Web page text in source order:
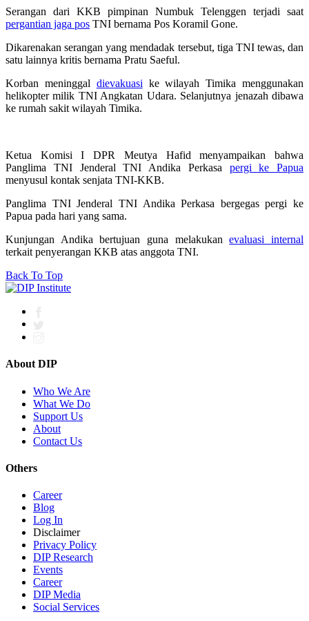
Serangan dari KKB pimpinan Numbuk Telenggen terjadi saat
pergantian jaga pos TNI bernama Pos Koramil Gone.
Dikarenakan serangan yang mendadak tersebut, tiga TNI tewas, dan
satu lainnya kritis bernama Pratu Saeful.
Korban meninggal dievakuasi ke wilayah Timika menggunakan
helikopter milik TNI Angkatan Udara. Selanjutnya jenazah dibawa
ke rumah sakit wilayah Timika.
Ketua Komisi I DPR Meutya Hafid menyampaikan bahwa
Panglima TNI Jenderal TNI Andika Perkasa pergi ke Papua
menyusul kontak senjata TNI-KKB.
Panglima TNI Jenderal TNI Andika Perkasa bergegas pergi ke
Papua pada hari yang sama.
Kunjungan Andika bertujuan guna melakukanevaluasi internal
terkait penyerangan KKB atas anggota TNI.
Back To Top
About DIP
Who We Are
What We Do
Support Us
About
Contact Us
Others
Career
Blog
Log In
Disclaimer
Privacy Policy
DIP Research
Events
Career
DIP Media
Social Services